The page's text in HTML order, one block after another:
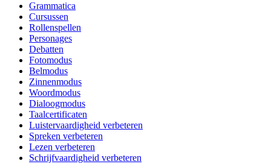
Grammatica
Cursussen
Rollenspellen
Personages
Debatten
Fotomodus
Belmodus
Zinnenmodus
Woordmodus
Dialoogmodus
Taalcertificaten
Luistervaardigheid verbeteren
Spreken verbeteren
Lezen verbeteren
Schrijfvaardigheid verbeteren